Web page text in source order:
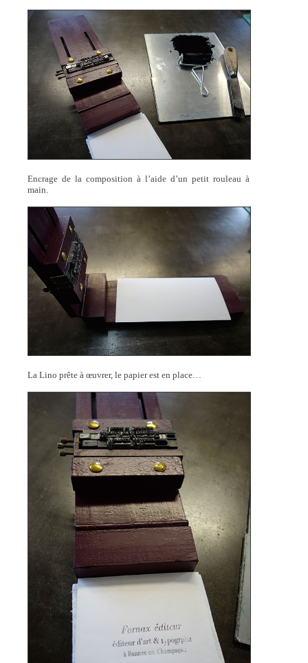
Encrage de la composition à l’aide d’un petit rouleau à
main.
La Lino prête à œuvrer, le papier est en place…